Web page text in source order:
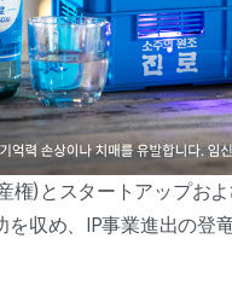
権)とスタートアップお
収め、IP事業進出の登